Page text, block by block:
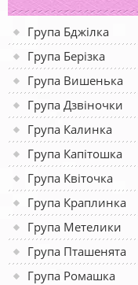
Група Бджілка
Група Берізка
Група Вишенька
Група Дзвіночки
Група Калинка
Група Капітошка
Група Квіточка
Група Краплинка
Група Метелики
Група Пташенята
Група Ромашка